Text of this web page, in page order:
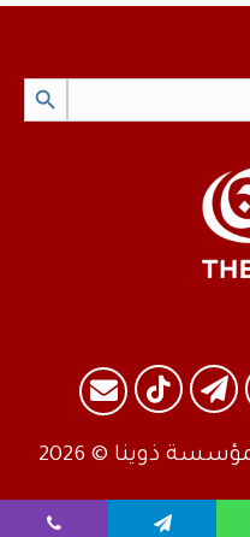
Search Button
تيلقرامTikTokالبريد
ذوينا © 2026